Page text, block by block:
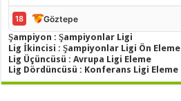
18 Göztepe
Şampiyon : Şampiyonlar Ligi
Lig İkincisi : Şampiyonlar Ligi Ön Eleme
Lig Üçüncüsü : Avrupa Ligi Eleme
Lig Dördüncüsü : Konferans Ligi Eleme